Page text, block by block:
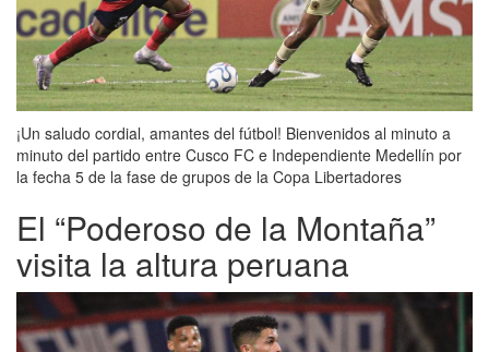
¡Un saludo cordial, amantes del fútbol! Bienvenidos al minuto a
minuto del partido entre Cusco FC e Independiente Medellín por
la fecha 5 de la fase de grupos de la Copa Libertadores
El “Poderoso de la Montaña”
visita la altura peruana